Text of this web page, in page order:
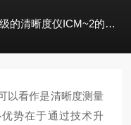
清晰度仪ICM~2的核心亮点
以看作是清晰度测量
势在于通过技术升